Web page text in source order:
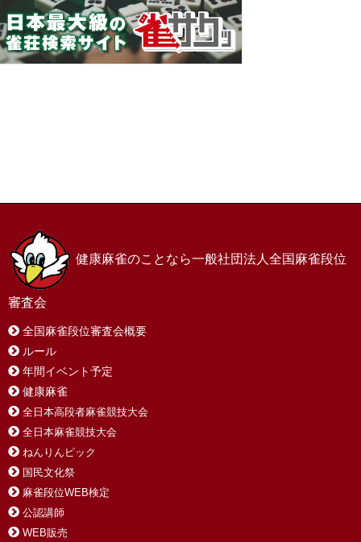
健康麻雀のことなら一般社団法人全国麻雀段位
審査会
全国麻雀段位審査会概要
ルール
年間イベント予定
健康麻雀
全日本高段者麻雀競技大会
全日本麻雀競技大会
ねんりんピック
国民文化祭
麻雀段位WEB検定
公認講師
WEB販売